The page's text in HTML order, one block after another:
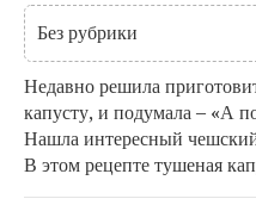
Без рубрики
Недавно решила
капусту, и подумала – «А
Нашла интересный
В этом рецепте тушеная